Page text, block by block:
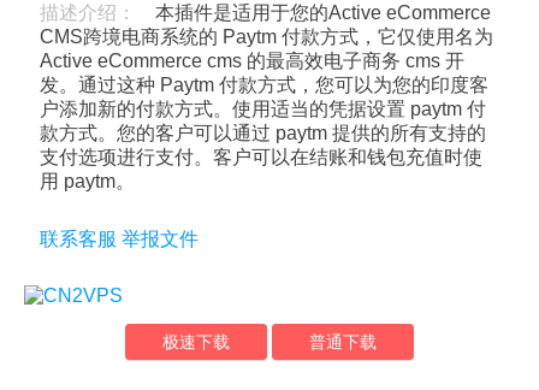
描述介绍：
本插件是适用于您的Active eCommerce
CMS跨境电商系统的 Paytm 付款方式，它仅使用名为
Active eCommerce cms 的最高效电子商务 cms 开
发。通过这种 Paytm 付款方式，您可以为您的印度客
户添加新的付款方式。使用适当的凭据设置 paytm 付
款方式。您的客户可以通过 paytm 提供的所有支持的
支付选项进行支付。客户可以在结账和钱包充值时使
用 paytm。
联系客服 举报文件
极速下载 普通下载